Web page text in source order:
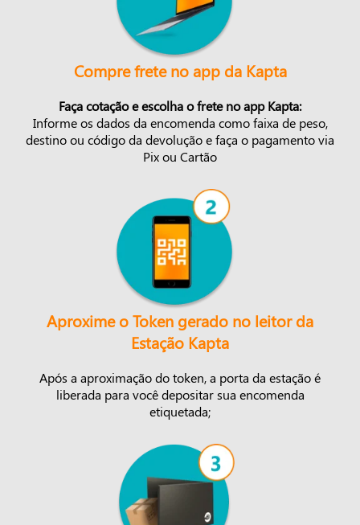
Compre frete no app da Kapta
Faça cotação e escolha o frete no app Kapta:
Informe os dados da encomenda como faixa de peso,
destino ou código da devolução e faça o pagamento via
Pix ou Cartão
Aproxime o Token gerado no leitor da
Estação Kapta
Após a aproximação do token, a porta da estação é
liberada para você depositar sua encomenda
etiquetada;